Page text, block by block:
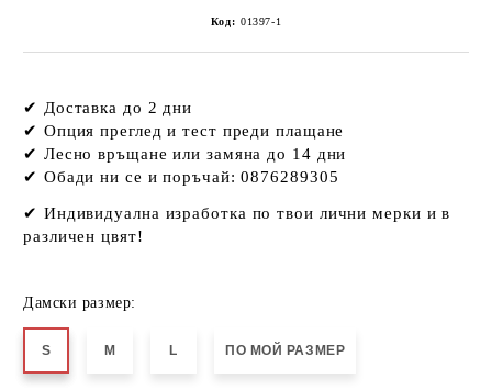
Код: 01397-1
✔ Доставка до 2 дни
✔ Опция преглед и тест преди плащане
✔ Лесно връщане или замяна до 14 дни
✔ Обади ни се и поръчай: 0876289305
✔ Индивидуална изработка по твои лични мерки и в
различен цвят!
Дамски размер:
S M L ПО МОЙ РАЗМЕР